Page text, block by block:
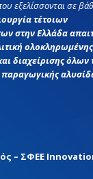
εξελίσσονται σε
τέτοιων
στην Ελλάδα
ολοκληρωμένης
διαχείρισης όλων
– ΣΦΕΕ